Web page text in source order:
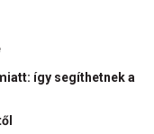
így segíthetnek a